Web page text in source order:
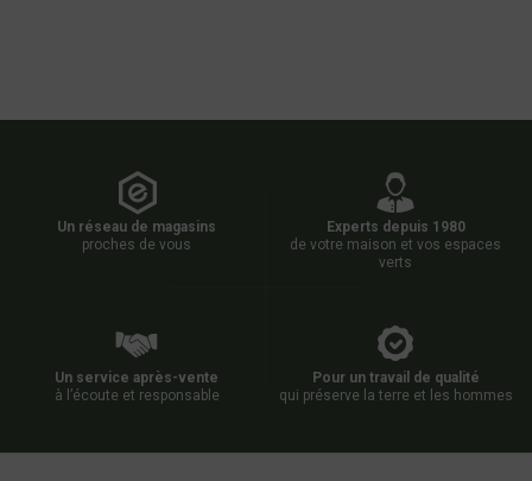
Un réseau de magasins
proches de vous
Experts depuis 1980
de votre maison et vos espaces
verts
Un service après-vente
à l’écoute et responsable
Pour un travail de qualité
qui préserve la terre et les hommes